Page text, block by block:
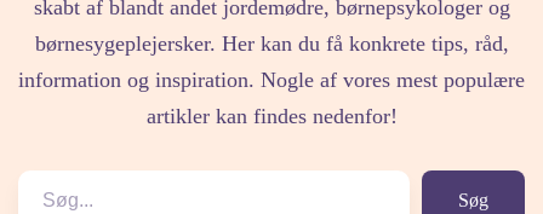
skabt af blandt andet jordemødre, børnepsykologer og
børnesygeplejersker. Her kan du få konkrete tips, råd,
information og inspiration. Nogle af vores mest populære
artikler kan findes nedenfor!
Søg